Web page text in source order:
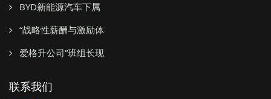
BYD新能源汽车下属
“战略性薪酬与激励体
爱格升公司“班组长现
联系我们